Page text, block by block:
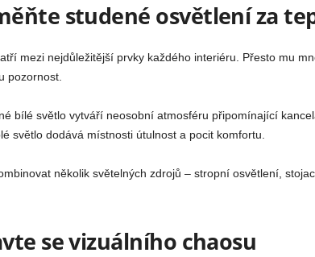
studené osvětlení za
mezi nejdůležitější prvky každého interiéru. Přesto mu
pozornost.
bílé světlo vytváří neosobní atmosféru připomínající
světlo dodává místnosti útulnost a pocit komfortu.
několik světelných zdrojů – stropní osvětlení,
se vizuálního chaosu